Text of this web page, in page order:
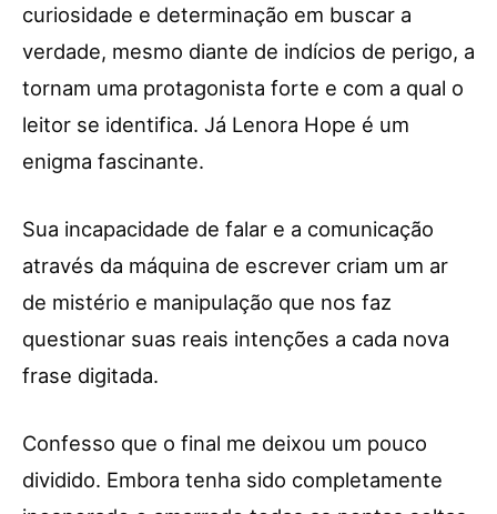
curiosidade e determinação em buscar a
verdade, mesmo diante de indícios de perigo, a
tornam uma protagonista forte e com a qual o
leitor se identifica. Já Lenora Hope é um
enigma fascinante.
Sua incapacidade de falar e a comunicação
através da máquina de escrever criam um ar
de mistério e manipulação que nos faz
questionar suas reais intenções a cada nova
frase digitada.
Confesso que o final me deixou um pouco
dividido. Embora tenha sido completamente